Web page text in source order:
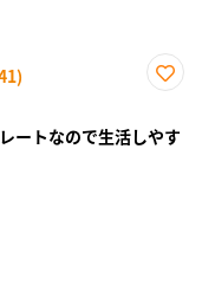
り登
録
ートなので生活しやす